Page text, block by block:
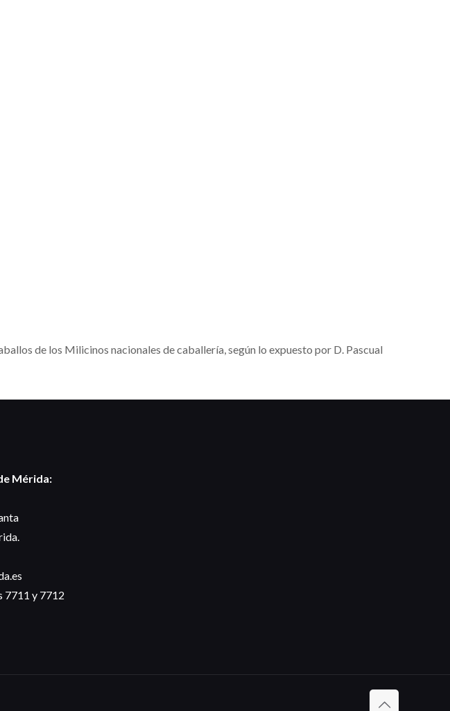
de los Milicinos nacionales de caballería, según lo expuesto por D. Pascual
Mérida:
7711 y 7712